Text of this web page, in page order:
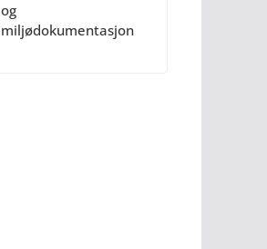
og
miljødokumentasjon